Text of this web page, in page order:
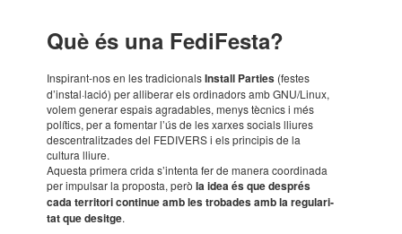
Què és una Fedi­Festa?
Inspi­rant-nos en les tradi­ci­o­nalsInstall Parties (festes
d’ins­tal·­la­ció) per alli­be­rar els ordi­na­dors amb GNU/Linux,
volem gene­rar espais agra­da­bles, menys tècnics i més
polí­tics, per a fomen­tar l’ús de les xarxes soci­als lliu­res
descen­tra­lit­za­des del FEDI­VERS i els prin­ci­pis de la
cultura lliure.
Aquesta primera crida s’in­tenta fer de manera coor­di­nada
per impul­sar la proposta, peròla idea és que després
cada terri­tori conti­nue amb les troba­des amb la regu­la­ri­
tat que desitge.